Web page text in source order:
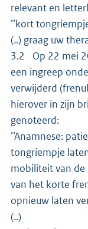
relevant en
’’kort
(..) graag uw
3.2 Op 22 mei
een ingreep
verwijderd
hierover in zijn
genoteerd:
’’Anamnese:
tongriempje
mobiliteit van de
van het korte
opnieuw laten
(..)